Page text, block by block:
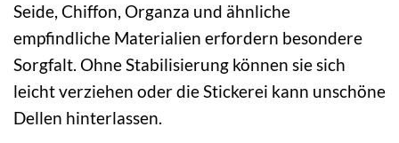
Seide, Chiffon, Organza und ähnliche
empfindliche Materialien erfordern besondere
Sorgfalt. Ohne Stabilisierung können sie sich
leicht verziehen oder die Stickerei kann unschöne
Dellen hinterlassen.